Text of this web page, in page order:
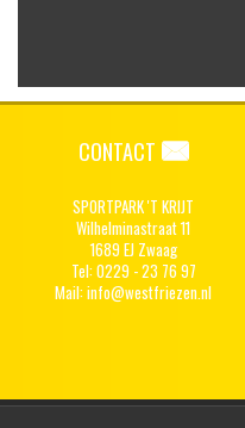
CONTACT
SPORTPARK 'T KRIJT
Wilhelminastraat 11
1689 EJ Zwaag
Tel: 0229 - 23 76 97
Mail:info@westfriezen.nl